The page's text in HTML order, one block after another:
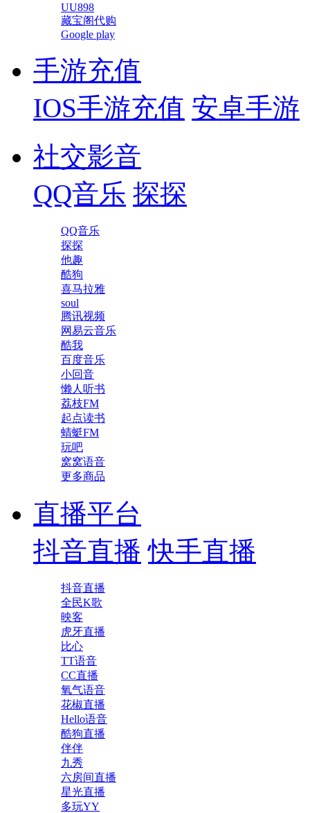
UU898
藏宝阁代购
Google play
手游充值
IOS手游充值 安卓手游
社交影音
QQ音乐 探探
QQ音乐
探探
他趣
酷狗
喜马拉雅
soul
腾讯视频
网易云音乐
酷我
百度音乐
小回音
懒人听书
荔枝FM
起点读书
蜻蜓FM
玩吧
窝窝语音
更多商品
直播平台
抖音直播 快手直播
抖音直播
全民K歌
映客
虎牙直播
比心
TT语音
CC直播
氧气语音
花椒直播
Hello语音
酷狗直播
伴伴
九秀
六房间直播
星光直播
多玩YY